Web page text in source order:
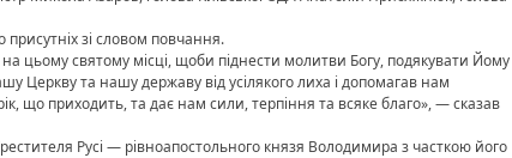
зі словом повчання.
цьому святому місці, щоби піднести молитви Богу, подякувати Йому
Церкву та нашу державу від усілякого лиха і допомагав нам
що приходить, та дає нам сили, терпіння та всяке благо», — сказав
Русі — рівноапостольного князя Володимира з часткою його